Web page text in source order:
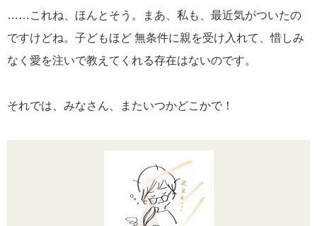
……これね、ほんとそう。まあ、私も、最近気がついたの
ですけどね。子どもほど 無条件に親を受け入れて、惜しみ
なく愛を注いで教えてくれる存在はないのです。
それでは、みなさん、またいつかどこかで！